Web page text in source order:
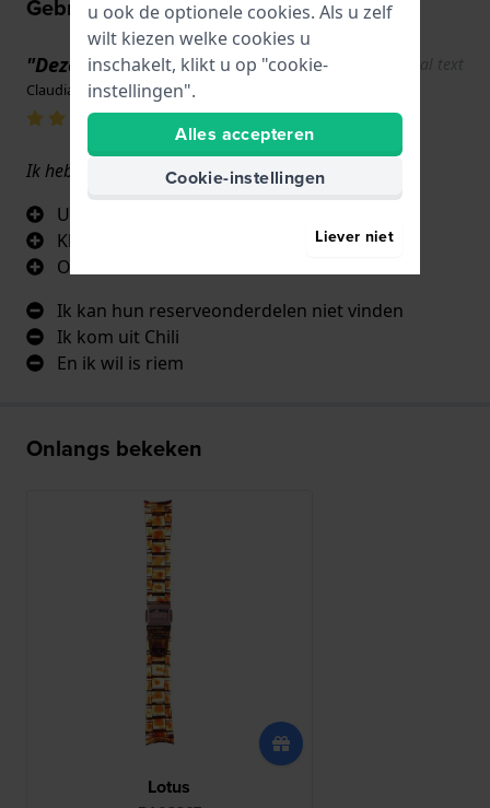
Gebruikerservaringen
"Deze riem past15927" Show original text
Claudia andrea Valdivia fuentes · 17 juni 2022
Ik heb de riem van model 15927 nodig
Uw materiaal
Kleur
Osmodel
Ik kan hun reserveonderdelen niet vinden
Ik kom uit Chili
En ik wil is riem
Onlangs bekeken
Lotus
u ook de optionele cookies. Als u zelf
wilt kiezen welke cookies u
inschakelt, klikt u op "cookie-
instellingen".
Alles accepteren
Cookie-instellingen
Liever niet